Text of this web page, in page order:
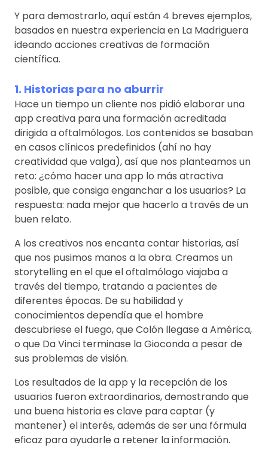
Y para demostrarlo, aquí están 4 breves ejemplos,
basados en nuestra experiencia en La Madriguera
ideando acciones creativas de formación
científica.
1. Historias para no aburrir
Hace un tiempo un cliente nos pidió elaborar una
app creativa para una formación acreditada
dirigida a oftalmólogos. Los contenidos se basaban
en casos clínicos predefinidos (ahí no hay
creatividad que valga), así que nos planteamos un
reto: ¿cómo hacer una app lo más atractiva
posible, que consiga enganchar a los usuarios? La
respuesta: nada mejor que hacerlo a través de un
buen relato.
A los creativos nos encanta contar historias, así
que nos pusimos manos a la obra. Creamos un
storytelling en el que el oftalmólogo viajaba a
través del tiempo, tratando a pacientes de
diferentes épocas. De su habilidad y
conocimientos dependía que el hombre
descubriese el fuego, que Colón llegase a América,
o que Da Vinci terminase la Gioconda a pesar de
sus problemas de visión.
Los resultados de la app y la recepción de los
usuarios fueron extraordinarios, demostrando que
una buena historia es clave para captar (y
mantener) el interés, además de ser una fórmula
eficaz para ayudarle a retener la información.